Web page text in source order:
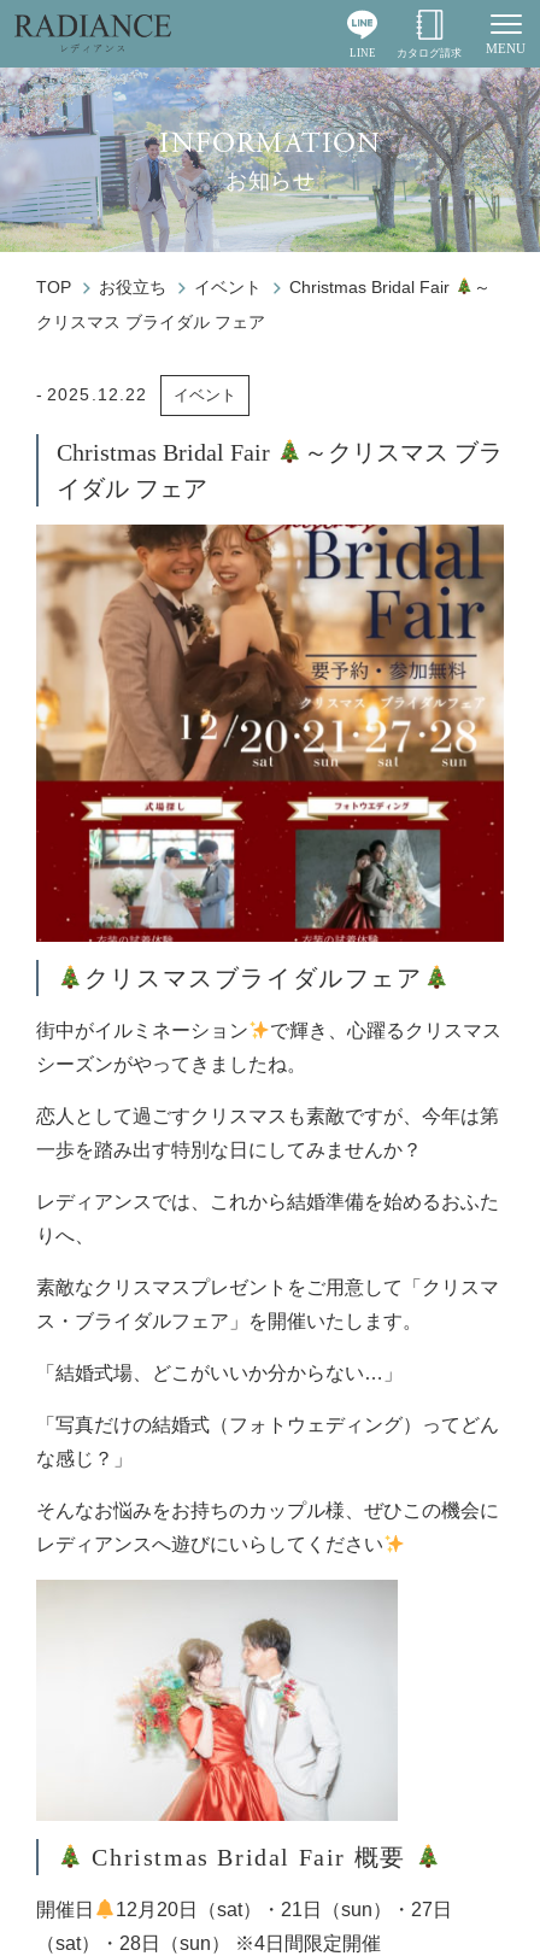
MENU
LINE カタログ請求
INFORMATION
お知らせ
TOP お役立ち イベント Christmas Bridal Fair
～
クリスマス ブライダル フェア
2025.12.22 イベント
Christmas Bridal Fair
～クリスマス ブラ
イダル フェア
クリスマスブライダルフェア
街中がイルミネーション
で輝き、心躍るクリスマス
シーズンがやってきましたね。
恋人として過ごすクリスマスも素敵ですが、今年は第
一歩を踏み出す特別な日にしてみませんか？
レディアンスでは、これから結婚準備を始めるおふた
りへ、
素敵なクリスマスプレゼントをご用意して「クリスマ
ス・ブライダルフェア」を開催いたします。
「結婚式場、どこがいいか分からない…」
「写真だけの結婚式（フォトウェディング）ってどん
な感じ？」
そんなお悩みをお持ちのカップル様、ぜひこの機会に
レディアンスへ遊びにいらしてください
Christmas Bridal Fair 概要
開催日
12月20日（sat）・21日（sun）・27日
（sat）・28日（sun） ※4日間限定開催